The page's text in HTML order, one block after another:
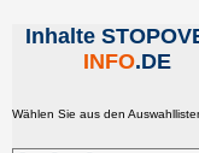
Inhalte
INFO.DE
Wählen Sie aus den